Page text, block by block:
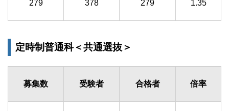
279 378 279 1.35
定時制普通科＜共通選抜＞
募集数 受験者 合格者 倍率